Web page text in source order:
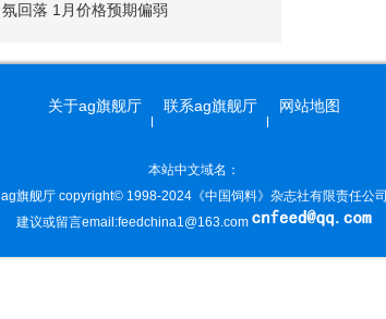
氛回落 1月价格预期偏弱
关于ag旗舰厅 联系ag旗舰厅 网站地图
本站中文域名：
ag旗舰厅 copyright© 1998-2024《中国饲料》杂志社有限责任公司
建议或留言email:feedchina1@163.com